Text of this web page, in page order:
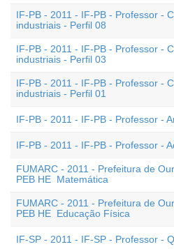
IF-PB - 2011 - IF-PB - Professor -
industriais - Perfil 08
IF-PB - 2011 - IF-PB - Professor -
industriais - Perfil 03
IF-PB - 2011 - IF-PB - Professor -
industriais - Perfil 01
IF-PB - 2011 - IF-PB - Professor -
IF-PB - 2011 - IF-PB - Professor -
FUMARC - 2011 - Prefeitura de
PEB HE  Matemática
FUMARC - 2011 - Prefeitura de
PEB HE  Educação Física
IF-SP - 2011 - IF-SP - Professor -